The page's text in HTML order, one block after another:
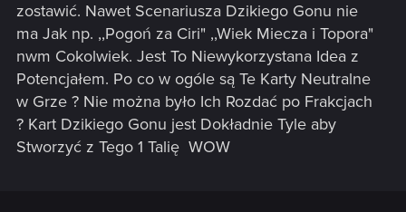
zostawić. Nawet Scenariusza Dzikiego Gonu nie
ma Jak np. ,,Pogoń za Ciri" ,,Wiek Miecza i Topora"
nwm Cokolwiek. Jest To Niewykorzystana Idea z
Potencjałem. Po co w ogóle są Te Karty Neutralne
w Grze ? Nie można było Ich Rozdać po Frakcjach
? Kart Dzikiego Gonu jest Dokładnie Tyle aby
Stworzyć z Tego 1 Talię WOW